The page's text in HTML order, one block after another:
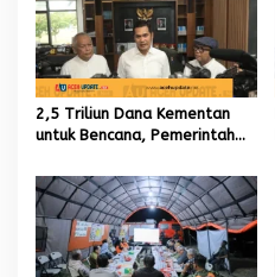
2,5 Triliun Dana Kementan
untuk Bencana, Pemerintah